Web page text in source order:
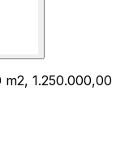
1.250.000,00